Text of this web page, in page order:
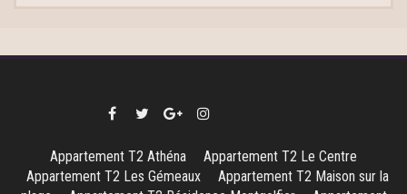
Appartement T2 Athéna
Appartement T2 Le Centre
Appartement T2 Les Gémeaux
Appartement T2 Maison sur la